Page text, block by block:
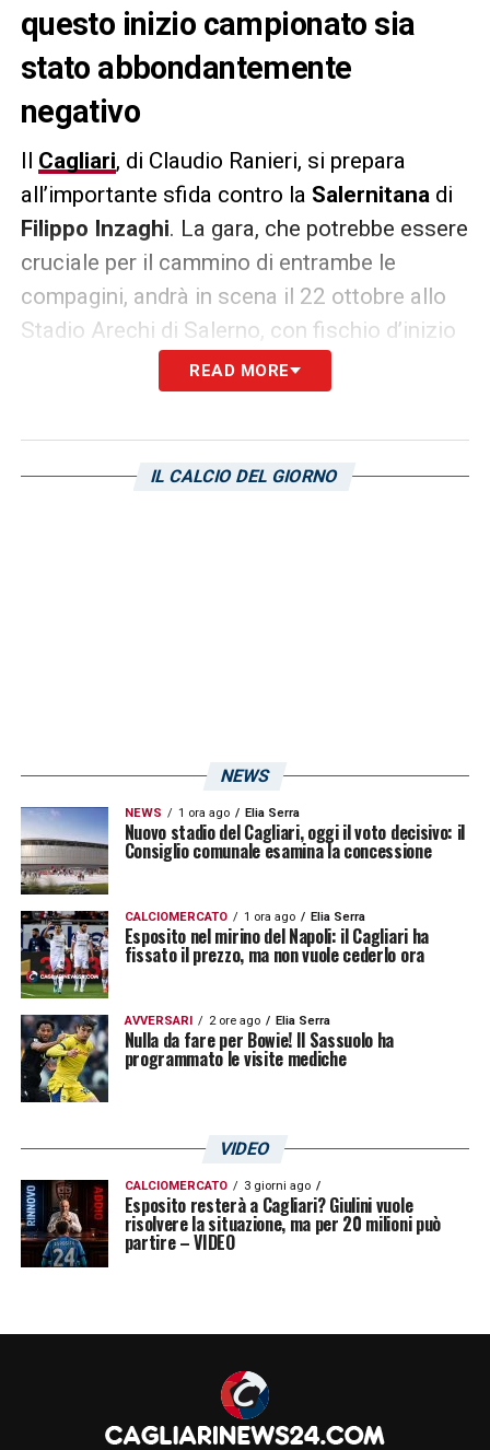
questo inizio campionato sia
stato abbondantemente
negativo
Il Cagliari, di Claudio Ranieri, si prepara
all’importante sfida contro la Salernitana di
Filippo Inzaghi. La gara, che potrebbe essere
cruciale per il cammino di entrambe le
compagini, andrà in scena il 22 ottobre allo
Stadio Arechi di Salerno, con fischio d’inizio
fissato per le 15. In casa rossoblù non è
ancora tempo di fare drammi, seppur questo
abbondantemente negativo. La salvezza,
READ MORE
IL CALCIO DEL GIORNO
NEWS
NEWS 1 ora ago Elia Serra
Nuovo stadio del Cagliari, oggi il voto decisivo: il
Consiglio comunale esamina la concessione
CALCIOMERCATO 1 ora ago Elia Serra
Esposito nel mirino del Napoli: il Cagliari ha
fissato il prezzo, ma non vuole cederlo ora
AVVERSARI 2 ore ago Elia Serra
Nulla da fare per Bowie! Il Sassuolo ha
programmato le visite mediche
VIDEO
CALCIOMERCATO 3 giorni ago
Esposito resterà a Cagliari? Giulini vuole
risolvere la situazione, ma per 20 milioni può
partire – VIDEO